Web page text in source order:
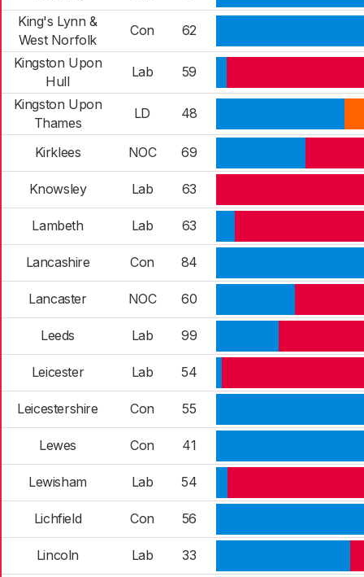
King's Lynn &
West Norfolk
Con
62
Kingston Upon
Hull
Lab
59
Kingston Upon
Thames
LD 48
Kirklees NOC 69
Knowsley Lab 63
Lambeth Lab 63
Lancashire Con 84
Lancaster NOC 60
Leeds Lab 99
Leicester Lab 54
Leicestershire Con 55
Lewes Con 41
Lewisham Lab 54
Lichfield Con 56
Lincoln Lab 33